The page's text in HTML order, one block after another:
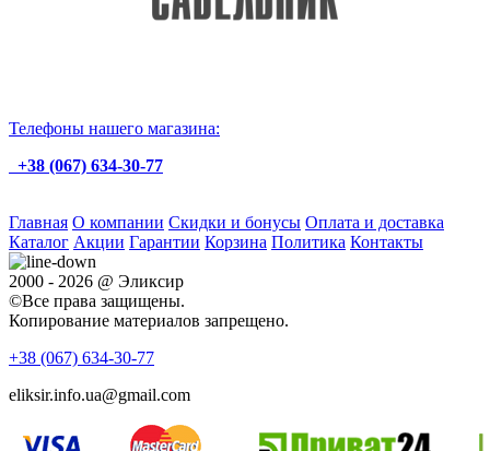
Телефоны нашего магазина:
+38 (067) 634-30-77
Главная О компании Скидки и бонусы Оплата и доставка
Каталог Акции Гарантии Корзина Политика Контакты
2000 - 2026 @ Эликсир
©Все права защищены.
Копирование материалов запрещено.
+38 (067) 634-30-77
eliksir.info.ua@gmail.com